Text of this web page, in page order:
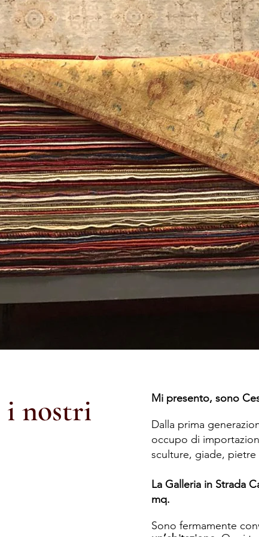
i nostri
Mi presento, sono
Dalla prima
occupo di
sculture, giade,
La Galleria in Strada
mq.​​
Sono fermamente